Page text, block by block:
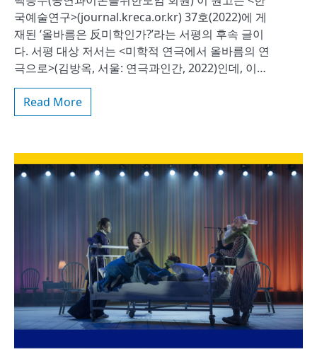
국예술연구>(journal.kreca.or.kr) 37호(2022)에 게
재된 ‘올바름은 反미학인가?’라는 서평의 후속 글이
다. 서평 대상 저서는 <미학적 연극에서 올바름의 연
극으로>(김방옥, 서울: 연극과인간, 2022)인데, 이…
Read More